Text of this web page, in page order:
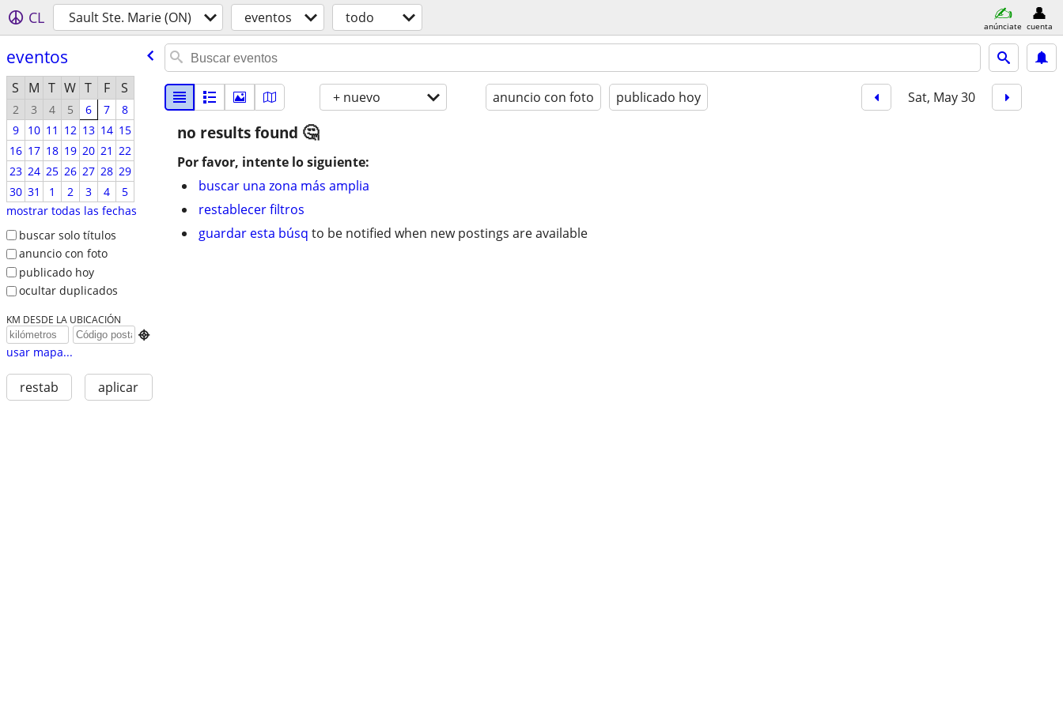
CL Sault Ste. Marie (ON) eventos todo anúnciate cuenta
eventos
S M T W T F S
2 3 4 5 6 7
8
9
10 11 12 13 14 15
16 17 18 19 20 21 22
23 24 25 26 27 28 29
30 31 1 2 3 4
5
mostrar todas las fechas
buscar solo títulos
anuncio con foto
publicado hoy
ocultar duplicados
KM DESDE LA UBICACIÓN

usar mapa...
restab aplicar
+ nuevo anuncio con foto publicado hoy Sat, May 30
no results found
Por favor, intente lo siguiente:
buscar una zona más amplia
restablecer filtros
guardar esta búsq to be notified when new postings are available